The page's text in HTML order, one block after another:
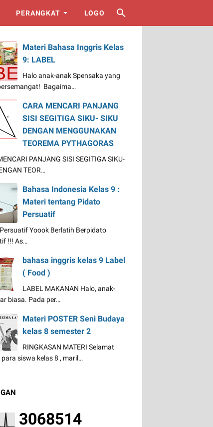
PERANGKAT LOGO
Materi Bahasa Inggris Kelas
9: LABEL
Halo anak-anak Spensaka yang
Bagaima…
CARA MENCARI PANJANG
SISI SEGITIGA SIKU- SIKU
DENGAN MENGGUNAKAN
TEOREMA PYTHAGORAS
PANJANG SISI SEGITIGA SIKU-
TEOR…
Bahasa Indonesia Kelas 9 :
Materi tentang Pidato
Persuatif
Yoook Berlatih Berpidato
!!! As…
bahasa inggris kelas 9 Label
( Food )
LABEL MAKANAN Halo, anak-
biasa. Pada per…
Materi POSTER Seni Budaya
kelas 8 semester 2
RINGKASAN MATERI Selamat
siswa kelas 8 , maril…
3068514